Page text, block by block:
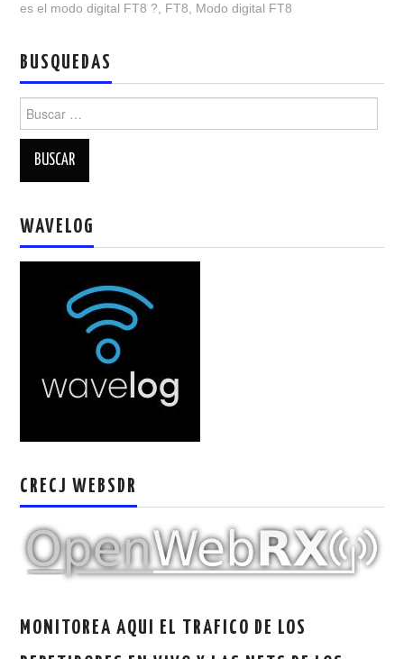
RADIOAFICIONADOS EN MEXICO
PROMOCIÓN DE LA RADIO AFICIÓN
PROPAGACIÓN
SALÓN DE LA FAMA DEL CRECJ
SOTA Y POTA
CRECJ
MUMLA APP ( MUY FÁCIL )
es el modo digital FT8 ?, FT8, Modo digital FT8
BUSQUEDAS
Buscar:
WAVELOG
CRECJ WEBSDR
MONITOREA AQUI EL TRAFICO DE LOS